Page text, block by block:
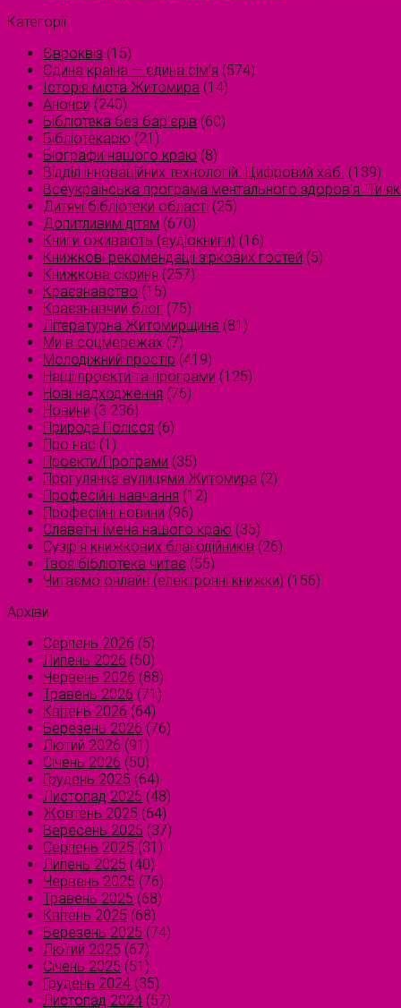
Категорії
Євроквіз (15)
Єдина країна — єдина сім’я (574)
Історія міста Житомира (14)
Анонси (240)
Бібліотека без бар'єрів (60)
Бібліотекарю (21)
Біографи нашого краю (8)
Відділ інноваційних технологій. Цифровий хаб. (139)
Всеукраїнська програма ментального здоров'я "Ти
Дитячі бібліотеки області (25)
Допитливим дітям (670)
Книги оживають (аудіокниги) (16)
Книжкові рекомендації зіркових гостей (5)
Книжкова скриня (257)
Краєзнавство (15)
Краєзнавчий блог (75)
Літературна Житомирщина (81)
Ми в соцмережах (7)
Молодіжний простір (419)
Наші проєкти та програми (125)
Нові надходження (76)
Новини (3 236)
Природа Полісся (6)
Про нас (1)
Проєкти/Програми (35)
Прогулянка вулицями Житомира (2)
Професійні навчання (12)
Професійні новини (96)
Славетні імена нашого краю (35)
Сузірʼя книжкових благодійників (26)
Твоя бібліотека читає (55)
Читаємо онлайн (електронні книжки) (156)
Архіви
Серпень 2026 (5)
Липень 2026 (50)
Червень 2026 (88)
Травень 2026 (71)
Квітень 2026 (64)
Березень 2026 (76)
Лютий 2026 (91)
Січень 2026 (50)
Грудень 2025 (64)
Листопад 2025 (48)
Жовтень 2025 (64)
Вересень 2025 (37)
Серпень 2025 (31)
Липень 2025 (40)
Червень 2025 (76)
Травень 2025 (68)
Квітень 2025 (68)
Березень 2025 (74)
Лютий 2025 (67)
Січень 2025 (51)
Грудень 2024 (35)
Листопад 2024 (57)